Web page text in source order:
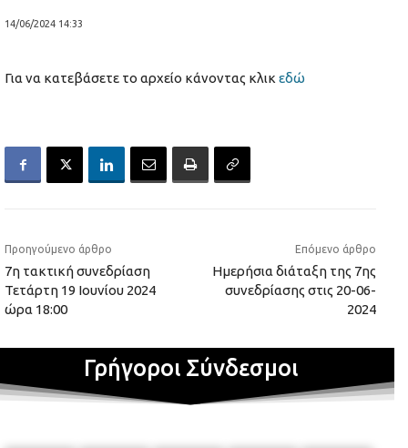
14/06/2024 14:33
Για να κατεβάσετε το αρχείο κάνοντας κλικ εδώ
Προηγούμενο άρθρο
7η τακτική συνεδρίαση
Τετάρτη 19 Ιουνίου 2024
ώρα 18:00
Επόμενο άρθρο
Ημερήσια διάταξη της 7ης
συνεδρίασης στις 20-06-
2024
Γρήγοροι Σύνδεσμοι